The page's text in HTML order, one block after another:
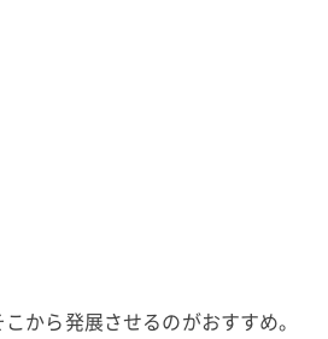
から発展させるのがおすすめ。